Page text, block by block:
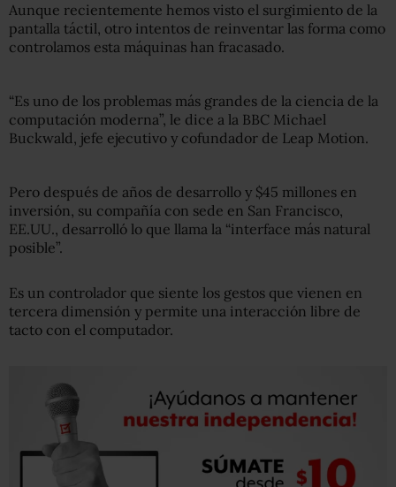
Aunque recientemente hemos visto el surgimiento de la
pantalla táctil, otro intentos de reinventar las forma como
controlamos esta máquinas han fracasado.
“Es uno de los problemas más grandes de la ciencia de la
computación moderna”, le dice a la BBC Michael
Buckwald, jefe ejecutivo y cofundador de Leap Motion.
Pero después de años de desarrollo y $45 millones en
inversión, su compañía con sede en San Francisco,
EE.UU., desarrolló lo que llama la “interface más natural
posible”.
Es un controlador que siente los gestos que vienen en
tercera dimensión y permite una interacción libre de
tacto con el computador.